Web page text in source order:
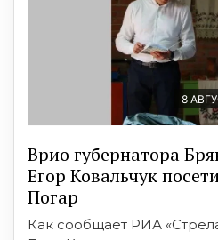
8
Врио губернатора
Егор Ковальчук
Погар
Как сообщает РИА